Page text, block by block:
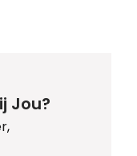
Jou?
,